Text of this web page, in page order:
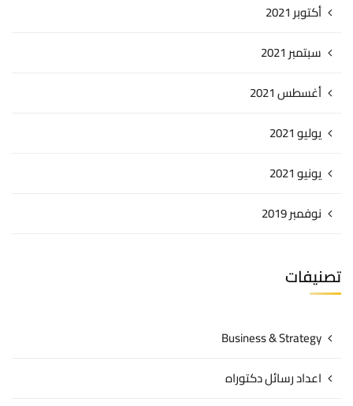
أكتوبر 2021
سبتمبر 2021
أغسطس 2021
يوليو 2021
يونيو 2021
نوفمبر 2019
تصنيفات
Business & Strategy
اعداد رسائل دكتوراه